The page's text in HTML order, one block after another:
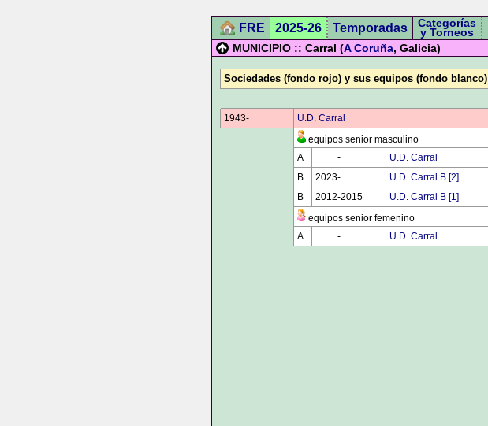
FRE 2025-26 Temporadas Categorías
y Torneos
MUNICIPIO :: Carral (A Coruña, Galicia)
Sociedades (fondo rojo) y sus equipos (fondo blanco)
1943-
U.D. Carral
equipos senior masculino
A
-
U.D. Carral
B
2023-
U.D. Carral B [2]
B
2012-2015
U.D. Carral B [1]
equipos senior femenino
A
- U.D. Carral